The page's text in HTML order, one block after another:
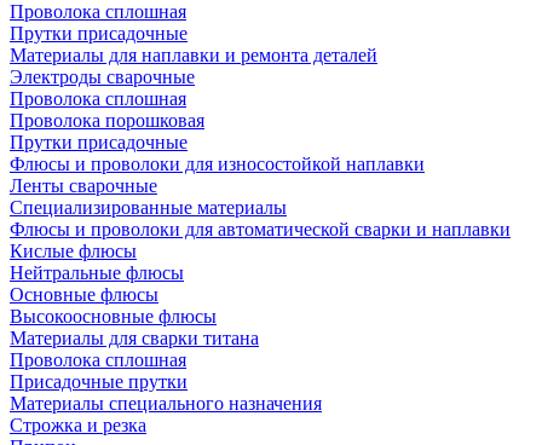
Проволока сплошная
Прутки присадочные
Материалы для наплавки и ремонта деталей
Электроды сварочные
Проволока сплошная
Проволока порошковая
Прутки присадочные
Флюсы и проволоки для износостойкой наплавки
Ленты сварочные
Специализированные материалы
Флюсы и проволоки для автоматической сварки и наплавки
Кислые флюсы
Нейтральные флюсы
Основные флюсы
Высокоосновные флюсы
Материалы для сварки титана
Проволока сплошная
Присадочные прутки
Материалы специального назначения
Строжка и резка